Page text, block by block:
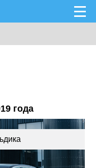
года